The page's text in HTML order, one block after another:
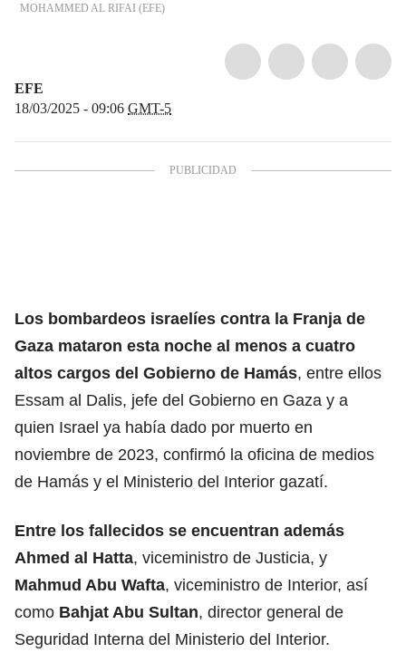
MOHAMMED AL RIFAI (EFE)
EFE
18/03/2025 - 09:06 GMT-5
Los bombardeos israelíes contra la Franja de
Gaza mataron esta noche al menos a cuatro
altos cargos del Gobierno de Hamás, entre ellos
Essam al Dalis, jefe del Gobierno en Gaza y a
quien Israel ya había dado por muerto en
noviembre de 2023, confirmó la oficina de medios
de Hamás y el Ministerio del Interior gazatí.
Entre los fallecidos se encuentran además
Ahmed al Hatta, viceministro de Justicia, y
Mahmud Abu Wafta, viceministro de Interior, así
como Bahjat Abu Sultan, director general de
Seguridad Interna del Ministerio del Interior.